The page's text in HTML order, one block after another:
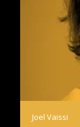
Joel Vaissi